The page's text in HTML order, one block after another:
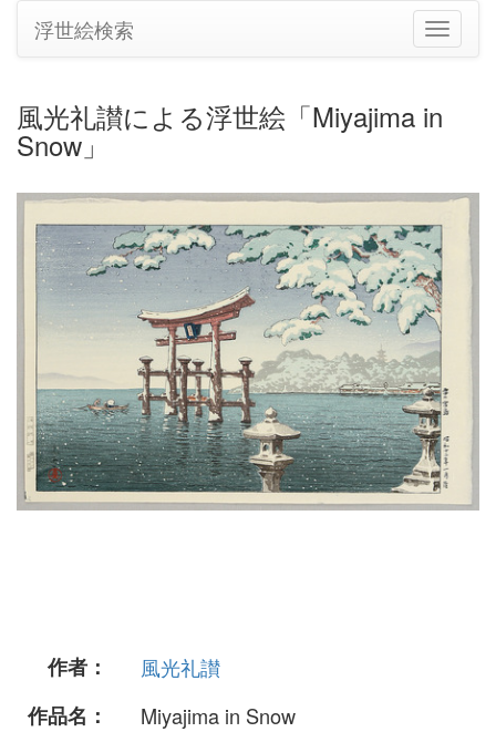
ナ
ビ
シ
切
り
替
え
浮世絵検索
風光礼讃による浮世絵「Miyajima in
Snow」
作者：
風光礼讃
作品名：
Miyajima in Snow